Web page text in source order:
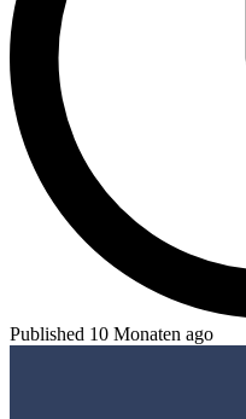
Published 10 Monaten ago